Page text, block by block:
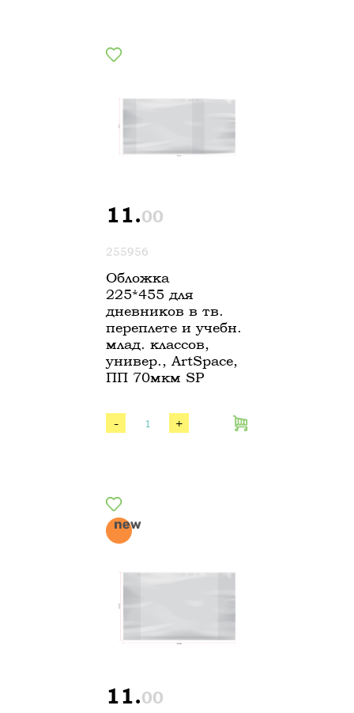
11.00
255956
Обложка
225*455 для
дневников в тв.
переплете и учебн.
млад. классов,
универ., ArtSpace,
ПП 70мкм SP
- +
11.00